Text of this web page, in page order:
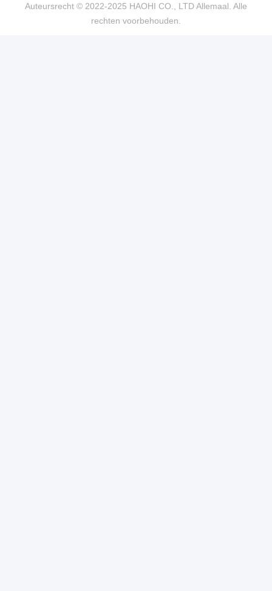
Auteursrecht © 2022-2025 HAOHI CO., LTD Allemaal. Alle
rechten voorbehouden.